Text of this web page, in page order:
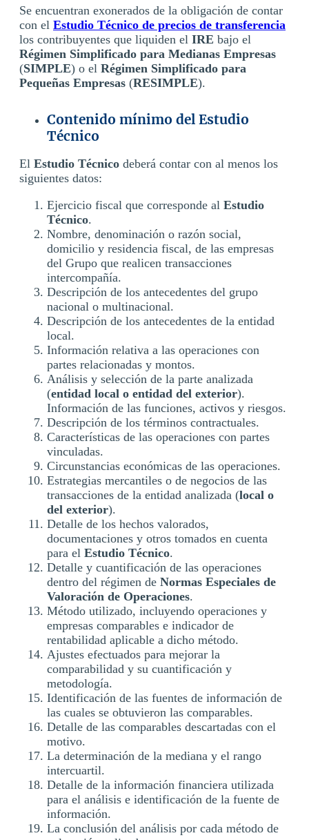
Se encuentran exonerados de la obligación de contar
con el Estudio Técnico de precios de transferencia
los contribuyentes que liquiden el IRE bajo el
Régimen Simplificado para Medianas Empresas
(SIMPLE) o el Régimen Simplificado para
Pequeñas Empresas (RESIMPLE).
Contenido mínimo del Estudio
Técnico
El Estudio Técnico deberá contar con al menos los
siguientes datos:
Ejercicio fiscal que corresponde al Estudio
Técnico.
Nombre, denominación o razón social,
domicilio y residencia fiscal, de las empresas
del Grupo que realicen transacciones
intercompañía.
Descripción de los antecedentes del grupo
nacional o multinacional.
Descripción de los antecedentes de la entidad
local.
Información relativa a las operaciones con
partes relacionadas y montos.
Análisis y selección de la parte analizada
(entidad local o entidad del exterior).
Información de las funciones, activos y riesgos.
Descripción de los términos contractuales.
Características de las operaciones con partes
vinculadas.
Circunstancias económicas de las operaciones.
Estrategias mercantiles o de negocios de las
transacciones de la entidad analizada (local o
del exterior).
Detalle de los hechos valorados,
documentaciones y otros tomados en cuenta
para el Estudio Técnico.
Detalle y cuantificación de las operaciones
dentro del régimen de Normas Especiales de
Valoración de Operaciones.
Método utilizado, incluyendo operaciones y
empresas comparables e indicador de
rentabilidad aplicable a dicho método.
Ajustes efectuados para mejorar la
comparabilidad y su cuantificación y
metodología.
Identificación de las fuentes de información de
las cuales se obtuvieron las comparables.
Detalle de las comparables descartadas con el
motivo.
La determinación de la mediana y el rango
intercuartil.
Detalle de la información financiera utilizada
para el análisis e identificación de la fuente de
información.
La conclusión del análisis por cada método de